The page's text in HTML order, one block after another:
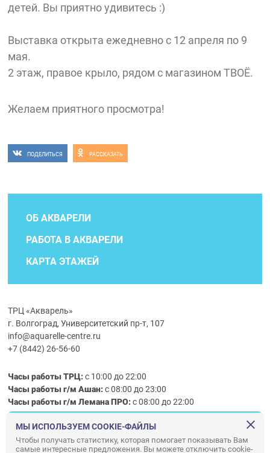
детей. Вы приятно удивитесь :)
Выставка открыта ежедневно с 12 апреля по 9
мая.
2 этаж, правое крыло, рядом с магазином ТВОЁ.
Желаем приятного просмотра!
ПОДЕЛИТЬСЯ РАССКАЗАТЬ
ОБ АКВАРЕЛИ
РАБОТА В АКВАРЕЛИ
КАРТА ЭТАЖЕЙ
ТРЦ «Акварель»
г. Волгоград, Университетский пр-т, 107
info@aquarelle-centre.ru
+7 (8442) 26-56-60
Часы работы ТРЦ:с 10:00 до 22:00
Часы работы г/м Ашан:с 08:00 до 23:00
Часы работыг/мЛемана ПРО:с 08:00 до 22:00
Правила посещения ТРЦ «Акварель»
МЫ ИСПОЛЬЗУЕМ COOKIE-ФАЙЛЫ
Чтобы получать статистику, которая помогает показывать Вам
самые интересные предложения. Вы можете отключить cookie-